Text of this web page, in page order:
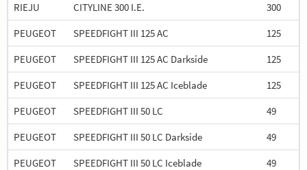
RIEJU
CITYLINE 300 I.E.
300
PEUGEOT
SPEEDFIGHT III 125 AC
125
PEUGEOT
SPEEDFIGHT III 125 AC Darkside
125
PEUGEOT
SPEEDFIGHT III 125 AC Iceblade
125
PEUGEOT
SPEEDFIGHT III 50 LC
49
PEUGEOT
SPEEDFIGHT III 50 LC Darkside
49
PEUGEOT
SPEEDFIGHT III 50 LC Iceblade
49